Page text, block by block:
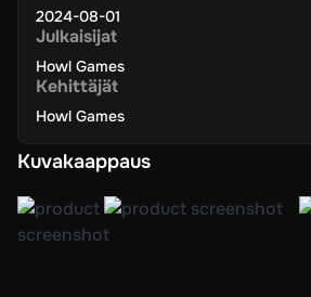
2024-08-01
Julkaisijat
Howl Games
Kehittäjät
Howl Games
Kuvakaappaus